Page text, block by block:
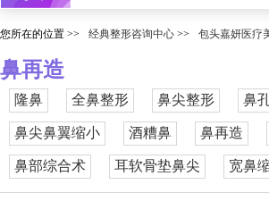
您所在的位置 >> 经典整形咨询中心 >> 包头嘉妍医疗
鼻再造
隆鼻 全鼻整形 鼻尖整形 鼻
鼻尖鼻翼缩小 酒糟鼻 鼻再造
鼻部综合术 耳软骨垫鼻尖 宽鼻